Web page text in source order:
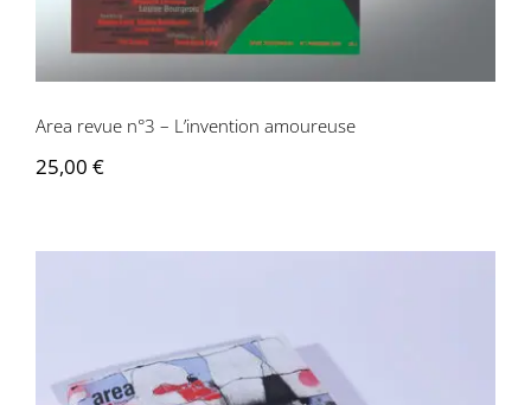
Area revue n°3 – L’invention amoureuse
25,00 €